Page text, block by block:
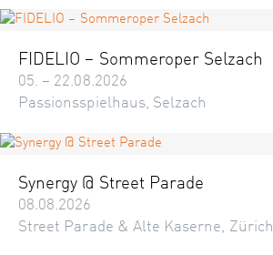
FIDELIO – Sommeroper Selzach
05. – 22.08.2026
Passionsspielhaus, Selzach
Synergy @ Street Parade
08.08.2026
Street Parade & Alte Kaserne, Zürich